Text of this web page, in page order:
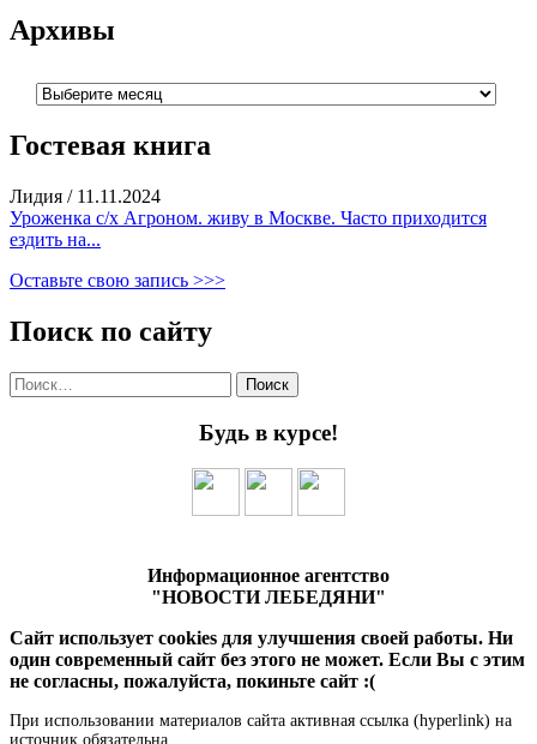
Архивы
Архивы
Гостевая книга
Лидия / 11.11.2024
Уроженка с/х Агроном. живу в Москве. Часто приходится
ездить на...
Оставьте свою запись >>>
Поиск по сайту
Найти:
Будь в курсе!
Информационное агентство
"НОВОСТИ ЛЕБЕДЯНИ"
Сайт использует cookies для улучшения своей работы. Ни
один современный сайт без этого не может. Если Вы с этим
не согласны, пожалуйста, покиньте сайт :(
При использовании материалов сайта активная ссылка (hyperlink) на
источник обязательна.